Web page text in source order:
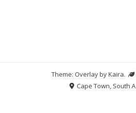
Theme: Overlay byKaira.
Cape Town, South